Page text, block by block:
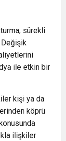
sürekli
ile etkin bir
kişi ya da
köprü
ilişkiler